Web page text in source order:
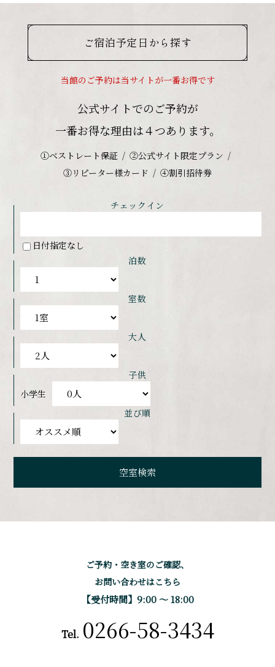
ご宿泊予定日から探す
当館のご予約は当サイトが一番お得です
公式サイトでのご予約が
一番お得な理由は４つあります。
①ベストレート保証
②公式サイト限定プラン
③リピーター様カード
④割引招待券
チェックイン
日付指定なし
泊数
室数
大人
子供
小学生
並び順
ご予約・空き室のご確認、
お問い合わせはこちら
【受付時間】9:00 〜 18:00
Tel. 0266-58-3434